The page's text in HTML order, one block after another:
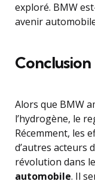
exploré. BMW
avenir
Conclusion
Alors que BMW
l’hydrogène, le
Récemment, les
d’autres acteurs
révolution dans
automobile. Il